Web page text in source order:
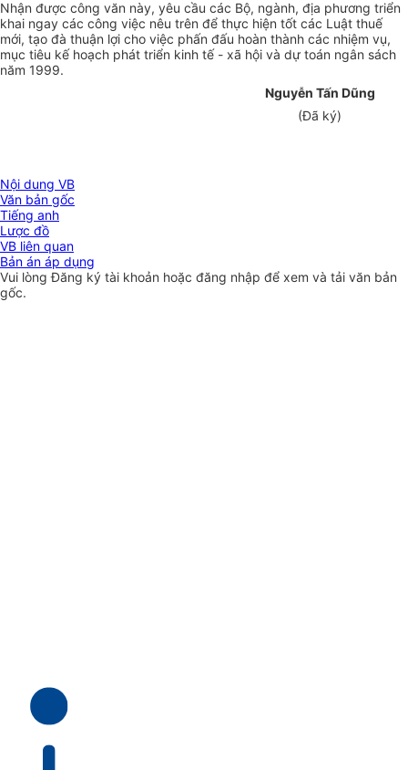
Nhận được công văn này, yêu cầu các Bộ, ngành, địa phương triển
khai ngay các công việc nêu trên để thực hiện tốt các Luật thuế
mới, tạo đà thuận lợi cho việc phấn đấu hoàn thành các nhiệm vụ,
mục tiêu kế hoạch phát triển kinh tế - xã hội và dự toán ngân sách
năm 1999.
Nguyễn Tấn Dũng
(Đã ký)
Nội dung VB
Văn bản gốc
Tiếng anh
Lược đồ
VB liên quan
Bản án áp dụng
Vui lòngĐăng ký tài khoản hoặc đăng nhập để xem và tải văn bản
gốc.